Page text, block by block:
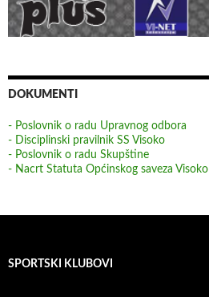
DOKUMENTI
- Poslovnik o radu Upravnog odbora
- Disciplinski pravilnik SS Visoko
- Poslovnik o radu Skupštine
- Nacrt Statuta Općinskog saveza Visoko
SPORTSKI KLUBOVI